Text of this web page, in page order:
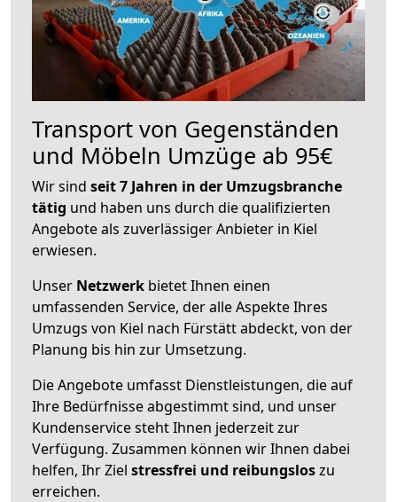
Transport von Gegenständen
und Möbeln Umzüge ab 95€
Wir sind seit 7 Jahren in der Umzugsbranche
tätig und haben uns durch die qualifizierten
Angebote als zuverlässiger Anbieter in Kiel
erwiesen.
Unser Netzwerk bietet Ihnen einen
umfassenden Service, der alle Aspekte Ihres
Umzugs von Kiel nach Fürstätt abdeckt, von der
Planung bis hin zur Umsetzung.
Die Angebote umfasst Dienstleistungen, die auf
Ihre Bedürfnisse abgestimmt sind, und unser
Kundenservice steht Ihnen jederzeit zur
Verfügung. Zusammen können wir Ihnen dabei
helfen, Ihr Ziel stressfrei und reibungsloszu
erreichen.